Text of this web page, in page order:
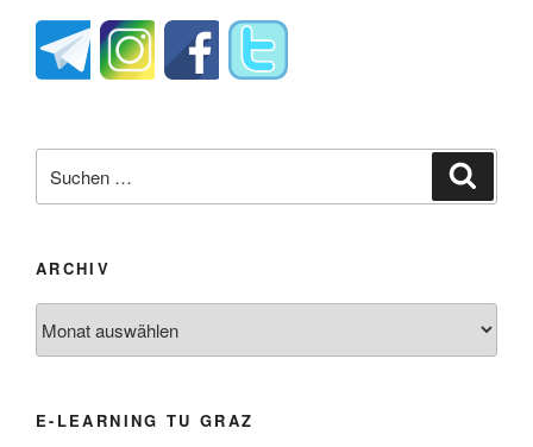
nach:
ARCHIV
E-LEARNING TU GRAZ